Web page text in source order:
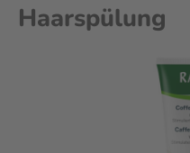
Haarspülung